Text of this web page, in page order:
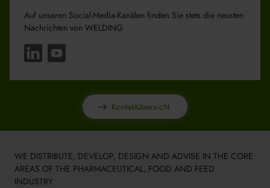
Auf unseren Social-Media-Kanälen finden Sie stets die neusten
Nachrichten von WELDING
Kontaktübersicht
WE DISTRIBUTE, DEVELOP, DESIGN AND ADVISE IN THE CORE
AREAS OF THE PHARMACEUTICAL, FOOD AND FEED
INDUSTRY.